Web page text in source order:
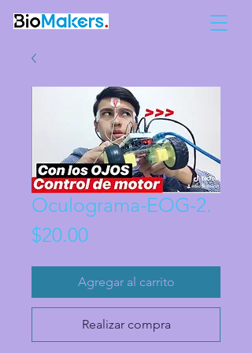
Oculograma-EOG-2.
$20.00Precio
Agregar al carrito
Realizar compra